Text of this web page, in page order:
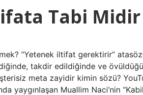
Tabi Midir
“Yetenek iltifat gerektirir”
takdir edildiğinde ve
meta zayidir kimin sözü?
yaygınlaşan Muallim Naci’nin